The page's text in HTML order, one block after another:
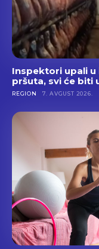
Inspektori upali u
pršuta, svi će biti
REGION 7. AVGUST 2026.